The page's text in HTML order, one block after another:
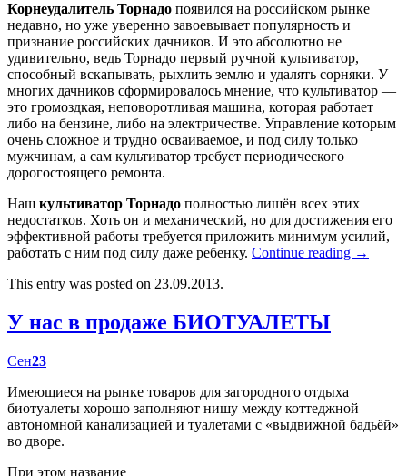
Корнеудалитель Торнадо появился на российском рынке
недавно, но уже уверенно завоевывает популярность и
признание российских дачников. И это абсолютно не
удивительно, ведь Торнадо первый ручной культиватор,
способный вскапывать, рыхлить землю и удалять сорняки. У
многих дачников сформировалось мнение, что культиватор —
это громоздкая, неповоротливая машина, которая работает
либо на бензине, либо на электричестве. Управление которым
очень сложное и трудно осваиваемое, и под силу только
мужчинам, а сам культиватор требует периодического
дорогостоящего ремонта.
Наш культиватор Торнадо полностью лишён всех этих
недостатков. Хоть он и механический, но для достижения его
эффективной работы требуется приложить минимум усилий,
работать с ним под силу даже ребенку. Continue reading →
This entry was posted on 23.09.2013.
У нас в продаже БИОТУАЛЕТЫ
Сен23
Имеющиеся на рынке товаров для загородного отдыха
биотуалеты хорошо заполняют нишу между коттеджной
автономной канализацией и туалетами с «выдвижной бадьёй»
во дворе.
При этом название